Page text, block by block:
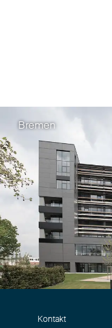
Bremen
Kontakt